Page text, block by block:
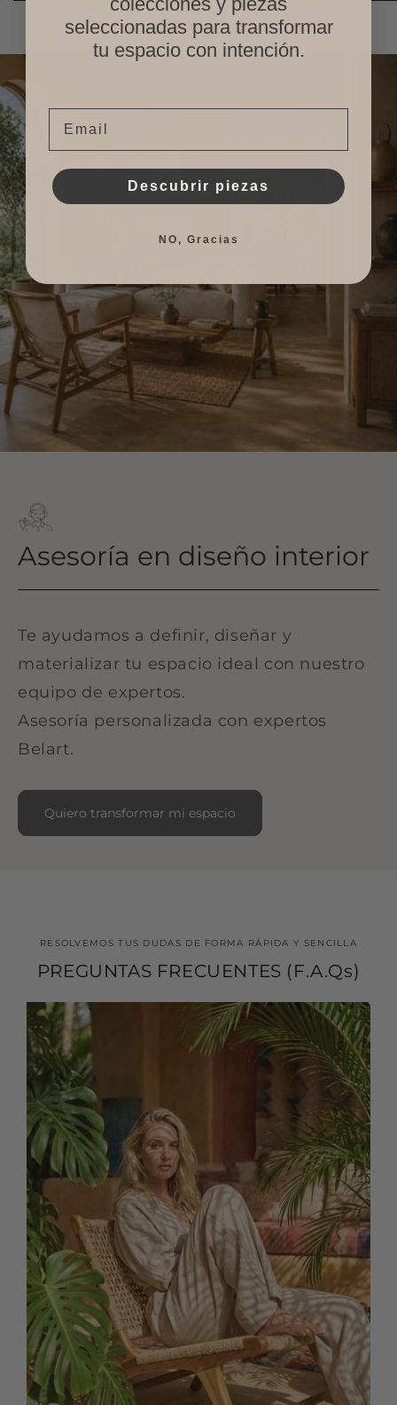
Asesoría en diseño interior
Te ayudamos a definir, diseñar y
materializar tu espacio ideal con nuestro
equipo de expertos.
Asesoría personalizada con expertos
Belart.
Quiero transformar mi espacio
RESOLVEMOS TUS DUDAS DE FORMA RÁPIDA Y SENCILLA
PREGUNTAS FRECUENTES (F.A.Qs)
seleccionadas para transformar
tu espacio con intención.
Descubrir piezas
NO, Gracias